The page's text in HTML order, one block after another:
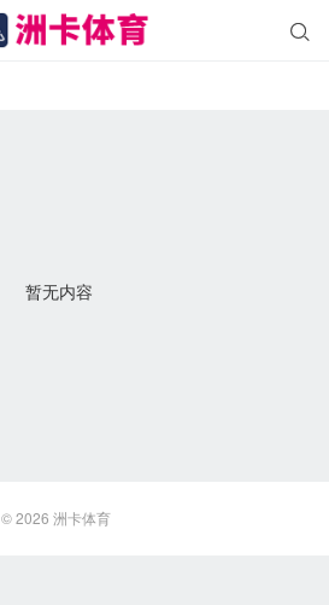

暂无内容
© 2026 洲卡体育